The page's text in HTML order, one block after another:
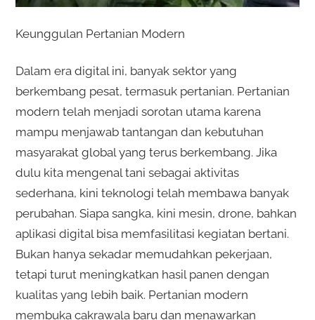
Keunggulan Pertanian Modern
Dalam era digital ini, banyak sektor yang
berkembang pesat, termasuk pertanian. Pertanian
modern telah menjadi sorotan utama karena
mampu menjawab tantangan dan kebutuhan
masyarakat global yang terus berkembang. Jika
dulu kita mengenal tani sebagai aktivitas
sederhana, kini teknologi telah membawa banyak
perubahan. Siapa sangka, kini mesin, drone, bahkan
aplikasi digital bisa memfasilitasi kegiatan bertani.
Bukan hanya sekadar memudahkan pekerjaan,
tetapi turut meningkatkan hasil panen dengan
kualitas yang lebih baik. Pertanian modern
membuka cakrawala baru dan menawarkan